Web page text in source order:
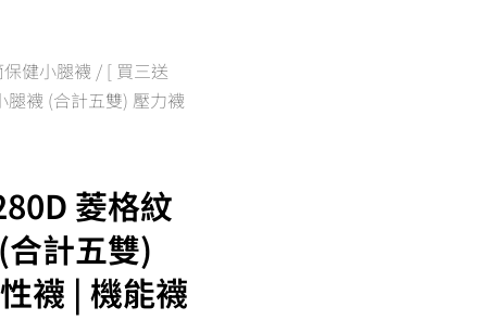
保健小腿襪 / [ 買三送
腿襪 (合計五雙) 壓力襪
菱格紋
計五雙)
襪 | 機能襪